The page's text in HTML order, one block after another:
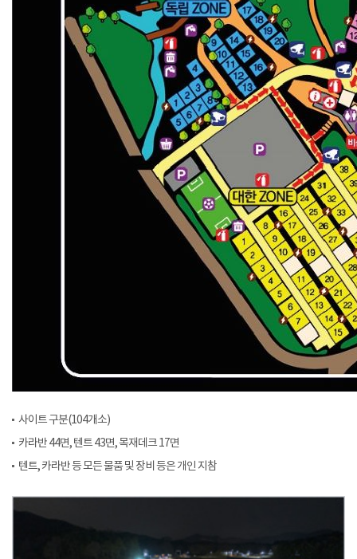
사이트 구분(104개소)
카라반 44면, 텐트 43면, 목재데크 17면
텐트, 카라반 등 모든 물품 및 장비 등은 개인 지참